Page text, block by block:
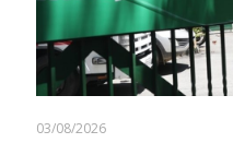
03/08/2026